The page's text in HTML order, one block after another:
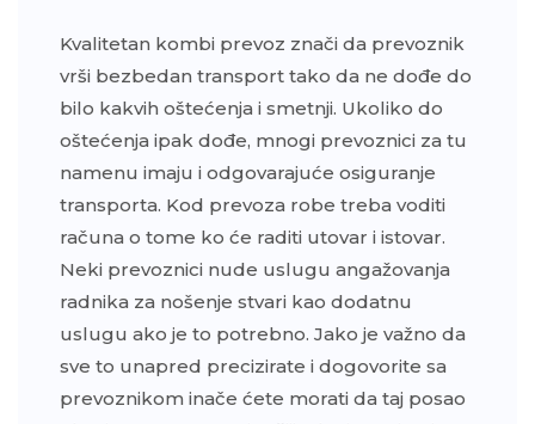
Kvalitetan kombi prevoz znači da prevoznik
vrši bezbedan transport tako da ne dođe do
bilo kakvih oštećenja i smetnji. Ukoliko do
oštećenja ipak dođe, mnogi prevoznici za tu
namenu imaju i odgovarajuće osiguranje
transporta. Kod prevoza robe treba voditi
računa o tome ko će raditi utovar i istovar.
Neki prevoznici nude uslugu angažovanja
radnika za nošenje stvari kao dodatnu
uslugu ako je to potrebno. Jako je važno da
sve to unapred precizirate i dogovorite sa
prevoznikom inače ćete morati da taj posao